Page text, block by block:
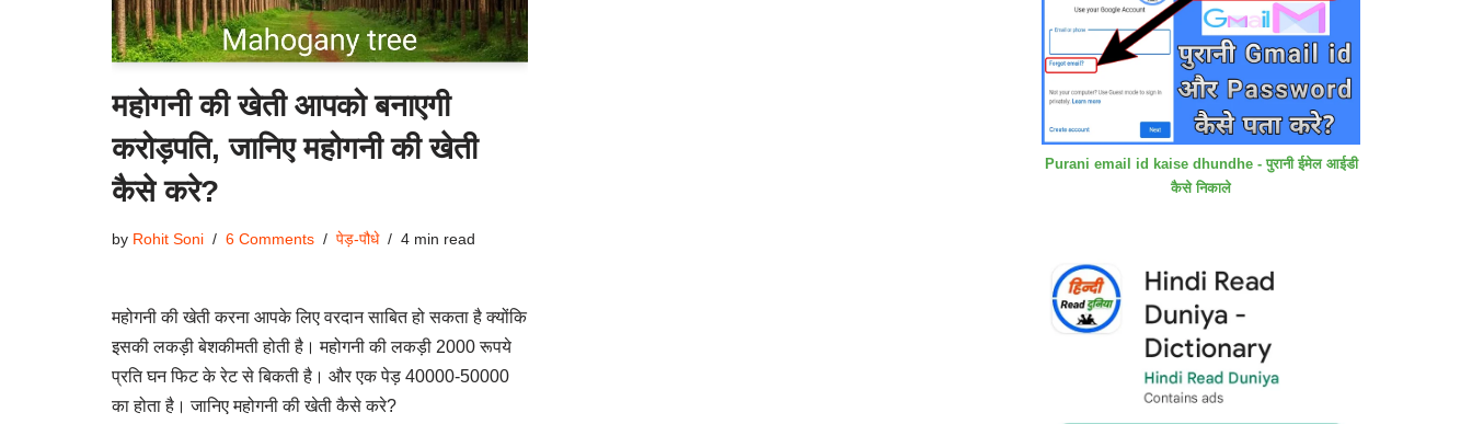
महोगनी की खेती आपको बनाएगी
करोड़पति, जानिए महोगनी की खेती
कैसे करे?
by Rohit Soni 6 Comments पेड़-पौधे 4 min read
महोगनी की खेती करना आपके लिए वरदान साबित हो सकता है क्योंकि
इसकी लकड़ी बेशकीमती होती है। महोगनी की लकड़ी 2000 रूपये
प्रति घन फिट के रेट से बिकती है। और एक पेड़ 40000-50000
का होता है। जानिए महोगनी की खेती कैसे करे?
Purani email id kaise dhundhe - पुरानी ईमेल आईडी
कैसे निकाले